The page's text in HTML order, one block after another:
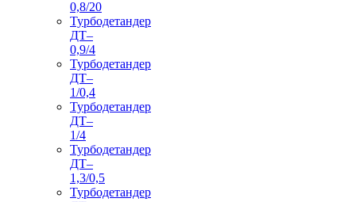
0,8/20
Турбодетандер
ДТ–
0,9/4
Турбодетандер
ДТ–
1/0,4
Турбодетандер
ДТ–
1/4
Турбодетандер
ДТ–
1,3/0,5
Турбодетандер